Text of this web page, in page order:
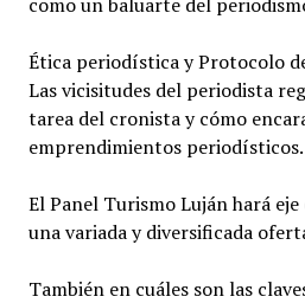
Ética periodística y Protocolo
Las vicisitudes del periodista
tarea del cronista y cómo
emprendimientos periodísticos.
El Panel Turismo Luján hará
una variada y diversificada
También en cuáles son las